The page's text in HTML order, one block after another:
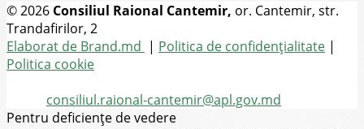
© 2026 Consiliul Raional Cantemir, or. Cantemir, str.
Trandafirilor, 2
Elaborat de Brand.md | Politica de confidențialitate |
Politica cookie
consiliul.raional-cantemir@apl.gov.md
Pentru deficiențe de vedere